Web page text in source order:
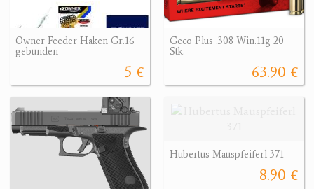
Owner Feeder Haken Gr.16
gebunden
5 €
Geco Plus .308 Win.11g 20
Stk.
63.90 €
Hubertus Mauspfeiferl 371
8.90 €